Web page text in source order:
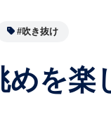
#吹き抜け
めを楽